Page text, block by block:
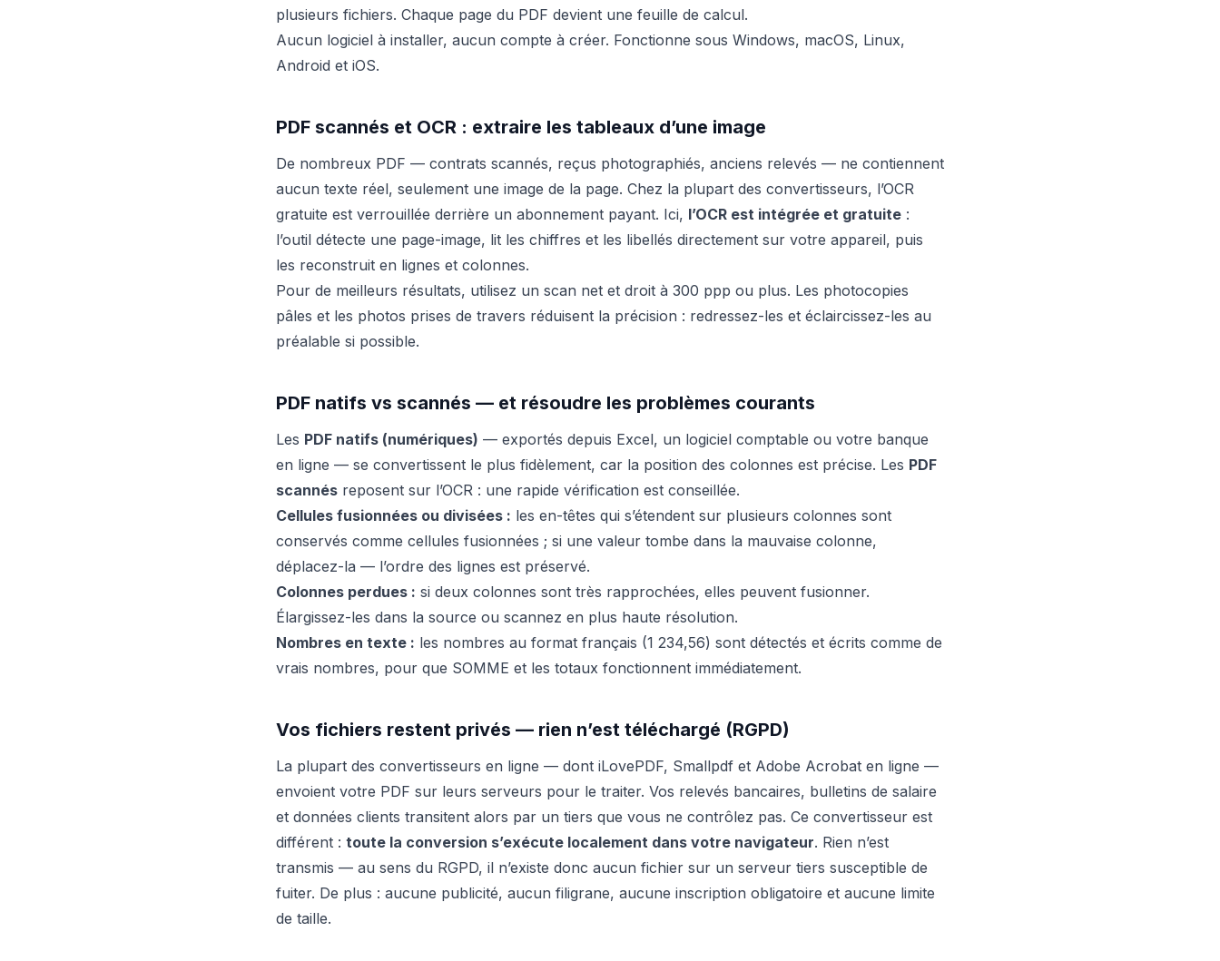
plusieurs fichiers. Chaque page du PDF devient une feuille de calcul.
Aucun logiciel à installer, aucun compte à créer. Fonctionne sous Windows, macOS, Linux,
Android et iOS.
PDF scannés et OCR : extraire les tableaux d’une image
De nombreux PDF — contrats scannés, reçus photographiés, anciens relevés — ne contiennent
aucun texte réel, seulement une image de la page. Chez la plupart des convertisseurs, l’OCR
gratuite est verrouillée derrière un abonnement payant. Ici, l’OCR est intégrée et gratuite :
l’outil détecte une page-image, lit les chiffres et les libellés directement sur votre appareil, puis
les reconstruit en lignes et colonnes.
Pour de meilleurs résultats, utilisez un scan net et droit à 300 ppp ou plus. Les photocopies
pâles et les photos prises de travers réduisent la précision : redressez-les et éclaircissez-les au
préalable si possible.
PDF natifs vs scannés — et résoudre les problèmes courants
Les PDF natifs (numériques) — exportés depuis Excel, un logiciel comptable ou votre banque
en ligne — se convertissent le plus fidèlement, car la position des colonnes est précise. Les PDF
scannés reposent sur l’OCR : une rapide vérification est conseillée.
Cellules fusionnées ou divisées : les en-têtes qui s’étendent sur plusieurs colonnes sont
conservés comme cellules fusionnées ; si une valeur tombe dans la mauvaise colonne,
déplacez-la — l’ordre des lignes est préservé.
Colonnes perdues : si deux colonnes sont très rapprochées, elles peuvent fusionner.
Élargissez-les dans la source ou scannez en plus haute résolution.
Nombres en texte : les nombres au format français (1 234,56) sont détectés et écrits comme de
vrais nombres, pour que SOMME et les totaux fonctionnent immédiatement.
Vos fichiers restent privés — rien n’est téléchargé (RGPD)
La plupart des convertisseurs en ligne — dont iLovePDF, Smallpdf et Adobe Acrobat en ligne —
envoient votre PDF sur leurs serveurs pour le traiter. Vos relevés bancaires, bulletins de salaire
et données clients transitent alors par un tiers que vous ne contrôlez pas. Ce convertisseur est
différent : toute la conversion s’exécute localement dans votre navigateur. Rien n’est
transmis — au sens du RGPD, il n’existe donc aucun fichier sur un serveur tiers susceptible de
fuiter. De plus : aucune publicité, aucun filigrane, aucune inscription obligatoire et aucune limite
de taille.